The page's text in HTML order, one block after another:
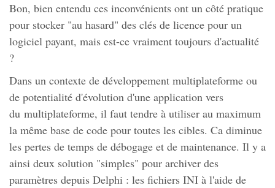
Bon, bien entendu ces inconvénients ont un côté pratique
pour stocker "au hasard" des clés de licence pour un
logiciel payant, mais est-ce vraiment toujours d'actualité
?
Dans un contexte de développement multiplateforme ou
de potentialité d'évolution d'une application vers
du multiplateforme, il faut tendre à utiliser au maximum
la même base de code pour toutes les cibles. Ca diminue
les pertes de temps de débogage et de maintenance. Il y a
ainsi deux solution "simples" pour archiver des
paramètres depuis Delphi : les fichiers INI à l'aide de